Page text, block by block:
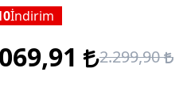
İndirim
2.299,90